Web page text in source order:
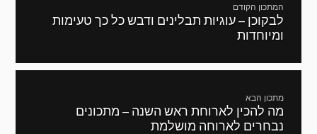
המתכון הקודם
מתכון
קודם:
לבקוכן – עוגיות תבלינים ודבש כל כך טעימות
ומיוחדות
מתכון הבא
המתכון
הבא:
מה להכין לארוחת ראש השנה – מתכונים
נבחרים לארוחה מושלמת